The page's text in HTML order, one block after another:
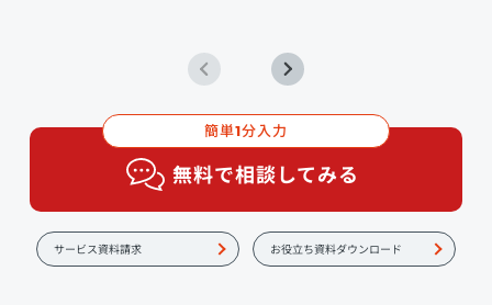
簡単1分入力
無料で相談してみる
サービス資料請求 お役立ち資料ダウンロード